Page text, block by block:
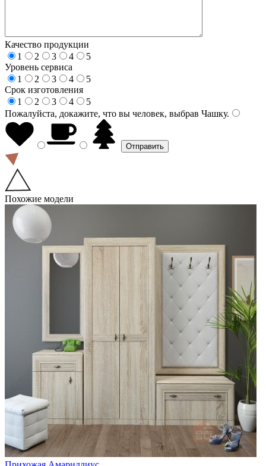
Качество продукции
1
2 3 4
5
Уровень сервиса
1
2 3 4
5
Срок изготовления
1
2 3 4
5
Пожалуйста, докажите, что вы человек, выбрав Чашку.
Похожие модели